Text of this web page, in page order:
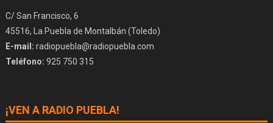
C/ San Francisco, 6
45516, La Puebla de Montalbán (Toledo)
E-mail: radiopuebla@radiopuebla.com
Teléfono: 925 750 315
¡VEN A RADIO PUEBLA!